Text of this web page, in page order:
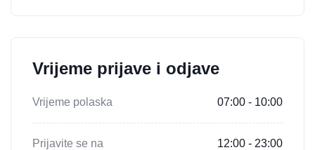
Vrijeme prijave i odjave
Vrijeme polaska 07:00 - 10:00
Prijavite se na
12:00 - 23:00